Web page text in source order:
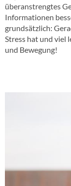
überanstrengtes
Informationen
grundsätzlich:
Stress hat und viel
und Bewegung!